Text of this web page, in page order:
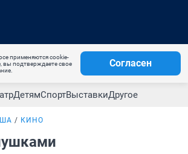
применяются cookie-
вы подтверждаете свое
Согласен
ДетямСпортВыставкиДругое
КИНО